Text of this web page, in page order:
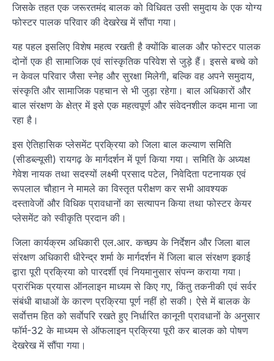
जिसके तहत एक जरूरतमंद बालक को विधिवत उसी समुदाय के एक योग्य
फोस्टर पालक परिवार की देखरेख में सौंपा गया।
यह पहल इसलिए विशेष महत्व रखती है क्योंकि बालक और फोस्टर पालक
दोनों एक ही सामाजिक एवं सांस्कृतिक परिवेश से जुड़े हैं। इससे बच्चे को
न केवल परिवार जैसा स्नेह और सुरक्षा मिलेगी, बल्कि वह अपने समुदाय,
संस्कृति और सामाजिक पहचान से भी जुड़ा रहेगा। बाल अधिकारों और
बाल संरक्षण के क्षेत्र में इसे एक महत्वपूर्ण और संवेदनशील कदम माना जा
रहा है।
इस ऐतिहासिक प्लेसमेंट प्रक्रिया को जिला बाल कल्याण समिति
(सीडब्ल्यूसी) रायगढ़ के मार्गदर्शन में पूर्ण किया गया। समिति के अध्यक्ष
गेवेश नायक तथा सदस्यों लक्ष्मी प्रसाद पटेल, निवेदिता पटनायक एवं
रूपलाल चौहान ने मामले का विस्तृत परीक्षण कर सभी आवश्यक
दस्तावेजों और विधिक प्रावधानों का सत्यापन किया तथा फोस्टर केयर
प्लेसमेंट को स्वीकृति प्रदान की।
जिला कार्यक्रम अधिकारी एल.आर. कच्छप के निर्देशन और जिला बाल
संरक्षण अधिकारी धीरेन्द्र शर्मा के मार्गदर्शन में जिला बाल संरक्षण इकाई
द्वारा पूरी प्रक्रिया को पारदर्शी एवं नियमानुसार संपन्न कराया गया।
प्रारंभिक प्रयास ऑनलाइन माध्यम से किए गए, किंतु तकनीकी एवं सर्वर
संबंधी बाधाओं के कारण प्रक्रिया पूर्ण नहीं हो सकी। ऐसे में बालक के
सर्वाेत्तम हित को सर्वाेपरि रखते हुए निर्धारित कानूनी प्रावधानों के अनुसार
फॉर्म-32 के माध्यम से ऑफलाइन प्रक्रिया पूरी कर बालक को पोषण
देखरेख में सौंपा गया।